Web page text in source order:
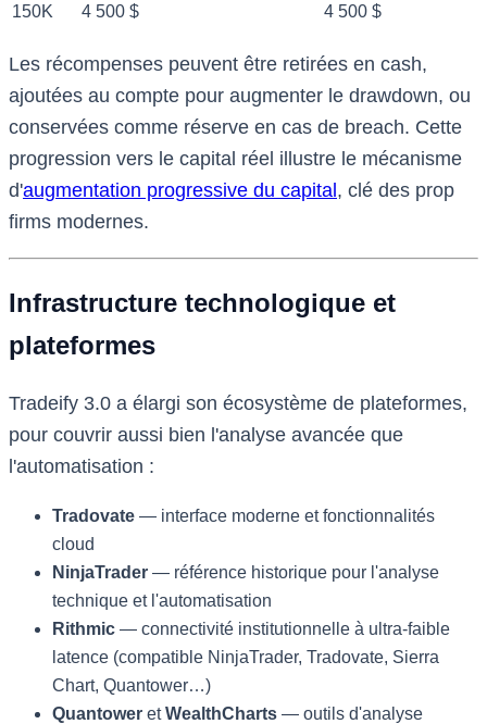
150K
4 500 $ 4 500 $
Les récompenses peuvent être retirées en cash,
ajoutées au compte pour augmenter le drawdown, ou
conservées comme réserve en cas de breach. Cette
progression vers le capital réel illustre le mécanisme
d'augmentation progressive du capital, clé des prop
firms modernes.
Infrastructure technologique et
plateformes
Tradeify 3.0 a élargi son écosystème de plateformes,
pour couvrir aussi bien l'analyse avancée que
l'automatisation :
Tradovate — interface moderne et fonctionnalités
cloud
NinjaTrader — référence historique pour l'analyse
technique et l'automatisation
Rithmic — connectivité institutionnelle à ultra-faible
latence (compatible NinjaTrader, Tradovate, Sierra
Chart, Quantower…)
Quantower etWealthCharts — outils d'analyse